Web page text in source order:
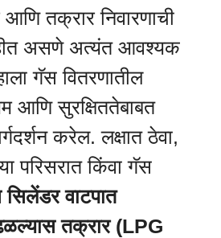
तक्रार निवारणाची
असणे अत्यंत आवश्यक
गॅस वितरणातील
आणि सुरक्षिततेबाबत
करेल. लक्षात ठेवा,
परिसरात किंवा गॅस
वाटपात
तक्रार (LPG